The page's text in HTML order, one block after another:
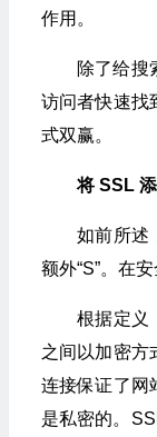
作用。
除了给搜
访问者快速找
式双赢。
将 SSL
如前所述
额外“S”。在
根据定义
之间以加密方
连接保证了网
是私密的。